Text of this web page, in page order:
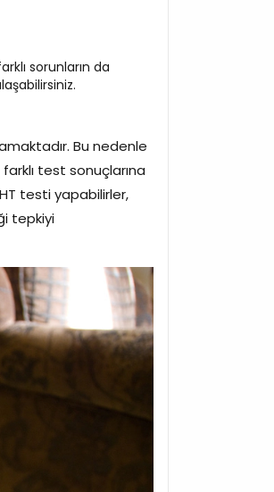
sorunların da
Bu nedenle
test sonuçlarına
testi yapabilirler,
tepkiyi